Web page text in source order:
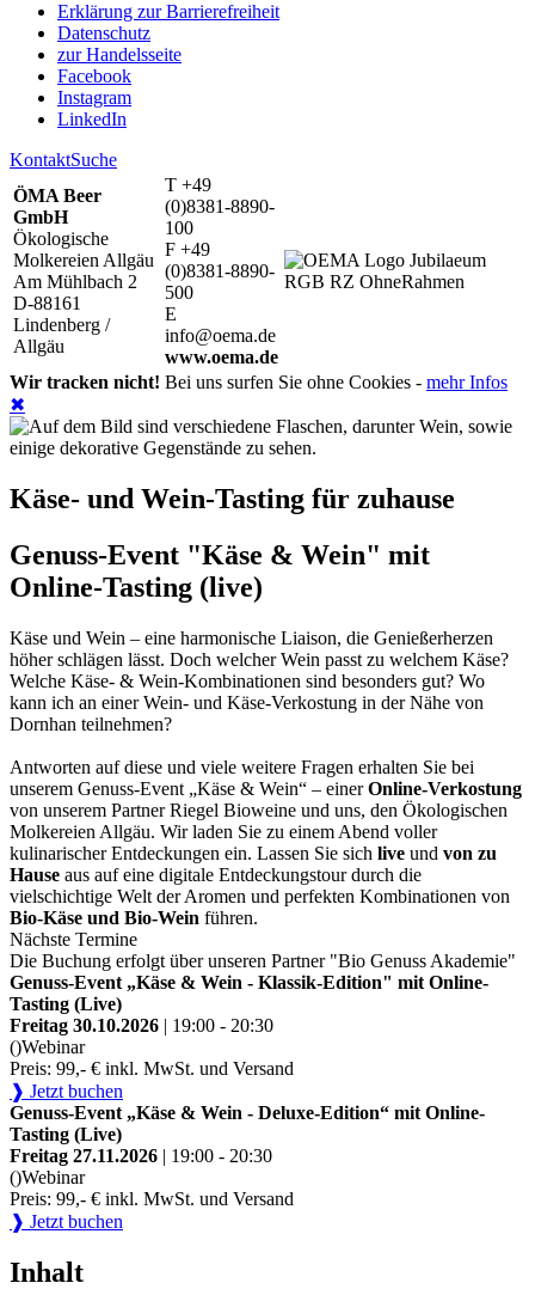
Erklärung zur Barrierefreiheit
Datenschutz
zur Handelsseite
Facebook
Instagram
LinkedIn
KontaktSuche
ÖMA Beer
GmbH
Ökologische
Molkereien Allgäu
Am Mühlbach 2
D-88161
Lindenberg /
Allgäu
T +49
(0)8381-8890-
100
F +49
(0)8381-8890-
500
E
info@oema.de
www.oema.de
Wir tracken nicht! Bei uns surfen Sie ohne Cookies - mehr Infos
✖
Käse- und Wein-Tasting für zuhause
Genuss-Event "Käse & Wein" mit
Online-Tasting (live)
Käse und Wein – eine harmonische Liaison, die Genießerherzen
höher schlägen lässt. Doch welcher Wein passt zu welchem Käse?
Welche Käse- & Wein-Kombinationen sind besonders gut? Wo
kann ich an einer Wein- und Käse-Verkostung in der Nähe von
Dornhan teilnehmen?
Antworten auf diese und viele weitere Fragen erhalten Sie bei
unserem Genuss-Event „Käse & Wein“ – einerOnline-Verkostung
von unserem Partner Riegel Bioweine und uns, den Ökologischen
Molkereien Allgäu. Wir laden Sie zu einem Abend voller
kulinarischer Entdeckungen ein. Lassen Sie sich live und von zu
Hause aus auf eine digitale Entdeckungstour durch die
vielschichtige Welt der Aromen und perfekten Kombinationen von
Bio-Käse und Bio-Wein führen.
Nächste Termine
Die Buchung erfolgt über unseren Partner "Bio Genuss Akademie"
Genuss-Event „Käse & Wein - Klassik-Edition" mit Online-
Tasting (Live)
Freitag 30.10.2026 | 19:00 - 20:30
()Webinar
Preis: 99,- € inkl. MwSt. und Versand
❱ Jetzt buchen
Genuss-Event „Käse & Wein - Deluxe-Edition“ mit Online-
Tasting (Live)
Freitag 27.11.2026 | 19:00 - 20:30
()Webinar
Preis: 99,- € inkl. MwSt. und Versand
❱ Jetzt buchen
Inhalt